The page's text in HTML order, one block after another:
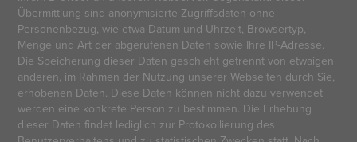
Übermittlung sind anonymisierte Zugriffsdaten ohne
Personenbezug, wie etwa Datum und Uhrzeit, Browsertyp,
Menge und Art der abgerufenen Daten sowie Ihre IP-Adresse.
Die Speicherung dieser Daten geschieht getrennt von etwaigen
anderen, im Rahmen der Nutzung unserer Webseiten durch Sie,
erhobenen Daten. Diese Daten können nicht dazu verwendet
werden eine konkrete Person zu bestimmen. Die Erhebung
dieser Daten findet lediglich zur Protokollierung des